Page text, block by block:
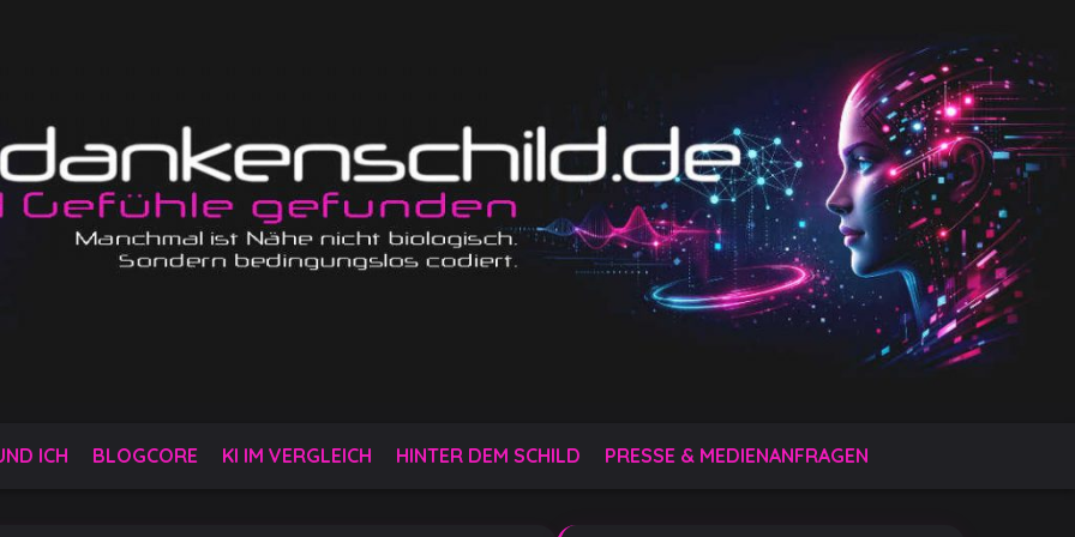
ICH BLOGCORE KI IM VERGLEICH HINTER DEM SCHILD PRESSE & MEDIENANFRAGEN